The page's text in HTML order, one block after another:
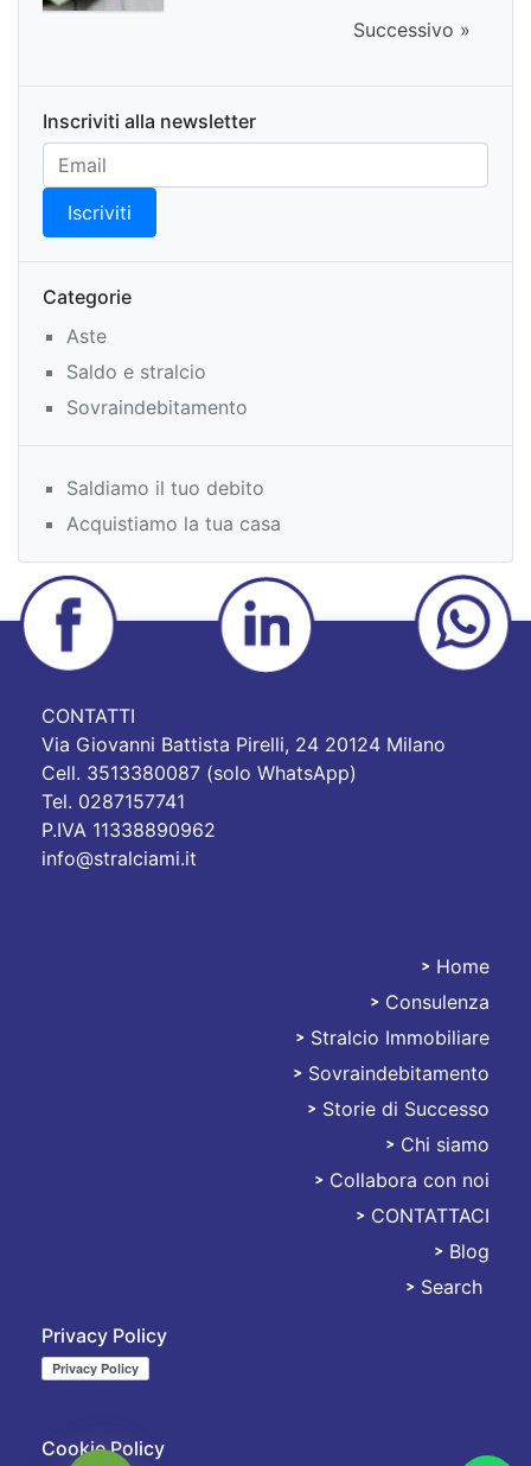
Successivo »
Inscriviti alla newsletter
Categorie
Aste
Saldo e stralcio
Sovraindebitamento
Saldiamo il tuo debito
Acquistiamo la tua casa
CONTATTI
Via Giovanni Battista Pirelli, 24 20124 Milano
Cell. 3513380087 (solo WhatsApp)
Tel. 0287157741
P.IVA 11338890962
info@stralciami.it
Home
Consulenza
Stralcio Immobiliare
Sovraindebitamento
Storie di Successo
Chi siamo
Collabora con noi
CONTATTACI
Blog
Search
Privacy Policy
Cookie Policy